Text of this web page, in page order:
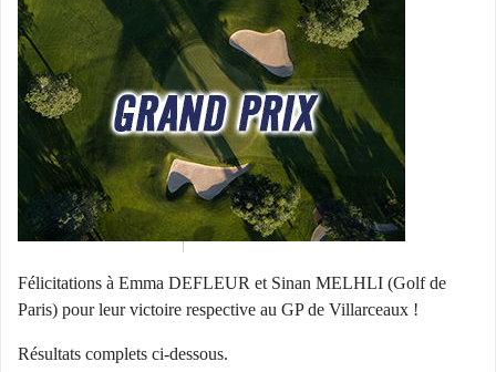
Félicitations à Emma DEFLEUR et Sinan MELHLI (Golf de
Paris) pour leur victoire respective au GP de Villarceaux !
Résultats complets ci-dessous.